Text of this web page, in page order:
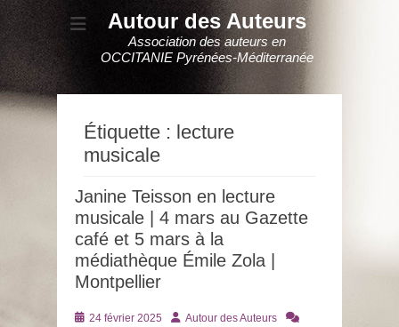
Autour des Auteurs
Association des auteurs en
OCCITANIE Pyrénées-Méditerranée
Étiquette : lecture
musicale
Janine Teisson en lecture
musicale | 4 mars au Gazette
café et 5 mars à la
médiathèque Émile Zola |
Montpellier
Posté24 février 2025 AuteurAutour des Auteurs